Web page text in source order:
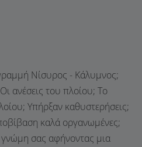
Νίσυρος - Κάλυμνος;
ανέσεις του πλοίου; Το
Υπήρξαν καθυστερήσεις;
καλά οργανωμένες;
σας αφήνοντας μια